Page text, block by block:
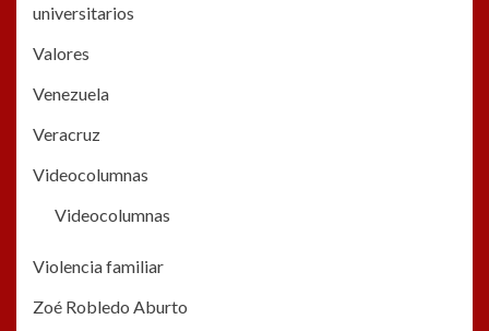
universitarios
Valores
Venezuela
Veracruz
Videocolumnas
Videocolumnas
Violencia familiar
Zoé Robledo Aburto